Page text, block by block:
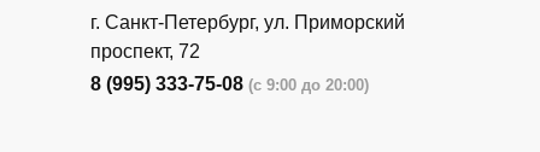
г. Санкт-Петербург, ​ул. Приморский
проспект, 72
8 (995) 333-75-08 (с 9:00 до 20:00)